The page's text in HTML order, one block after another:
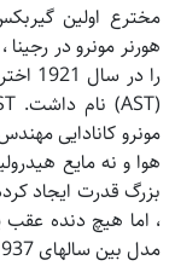
را
مونرو کانادایی
هوا و نه مایع
مدل بین سالهای 1937-1938 فروخت.